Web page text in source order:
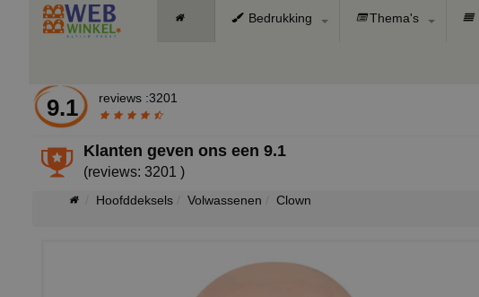
Bedrukking Thema's
9.1 reviews :3201
Klanten geven ons een9.1
(reviews: 3201 )
Hoofddeksels Volwassenen Clown